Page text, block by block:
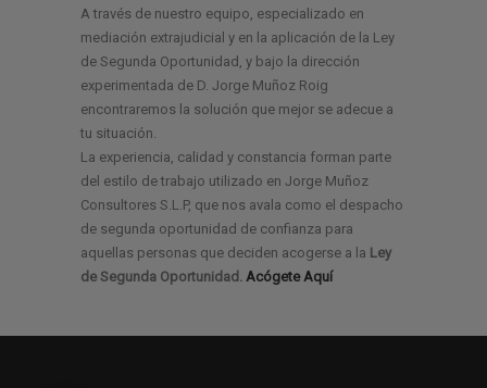
A través de nuestro equipo, especializado en
mediación extrajudicial y en la aplicación de la Ley
de Segunda Oportunidad, y bajo la dirección
experimentada de D. Jorge Muñoz Roig
encontraremos la solución que mejor se adecue a
tu situación.
La experiencia, calidad y constancia forman parte
del estilo de trabajo utilizado en Jorge Muñoz
Consultores S.L.P, que nos avala como el despacho
de segunda oportunidad de confianza para
aquellas personas que deciden acogerse a la Ley
de Segunda Oportunidad. Acógete Aquí